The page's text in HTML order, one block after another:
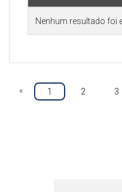
Nenhum resultado foi
« 1 2 3